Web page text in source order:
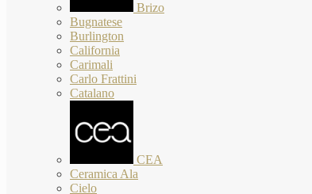
Brizo
Bugnatese
Burlington
California
Carimali
Carlo Frattini
Catalano
CEA
Ceramica Ala
Cielo